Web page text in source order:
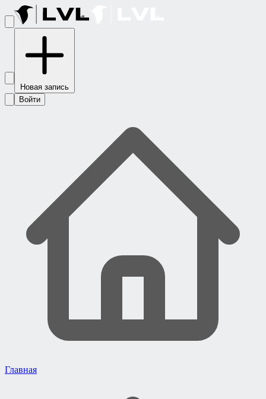
Новая запись
Войти
Главная